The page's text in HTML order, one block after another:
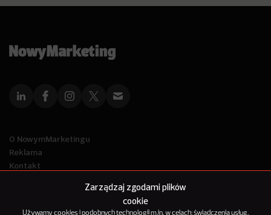
Zarządzaj zgodami plików
cookie
Używamy cookies i podobnych technologii m.in. w celach: świadczenia usług,
O NowymMarketingu
Reklama
Kontakt